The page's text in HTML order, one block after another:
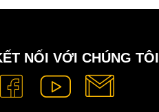
NỐI VỚI CHÚNG TÔI